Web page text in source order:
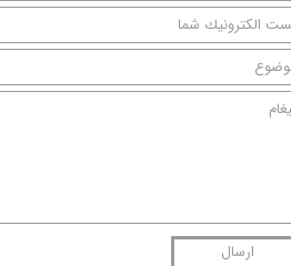
ارسال